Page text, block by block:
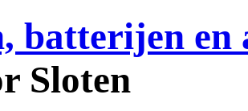
batterijen en
Sloten